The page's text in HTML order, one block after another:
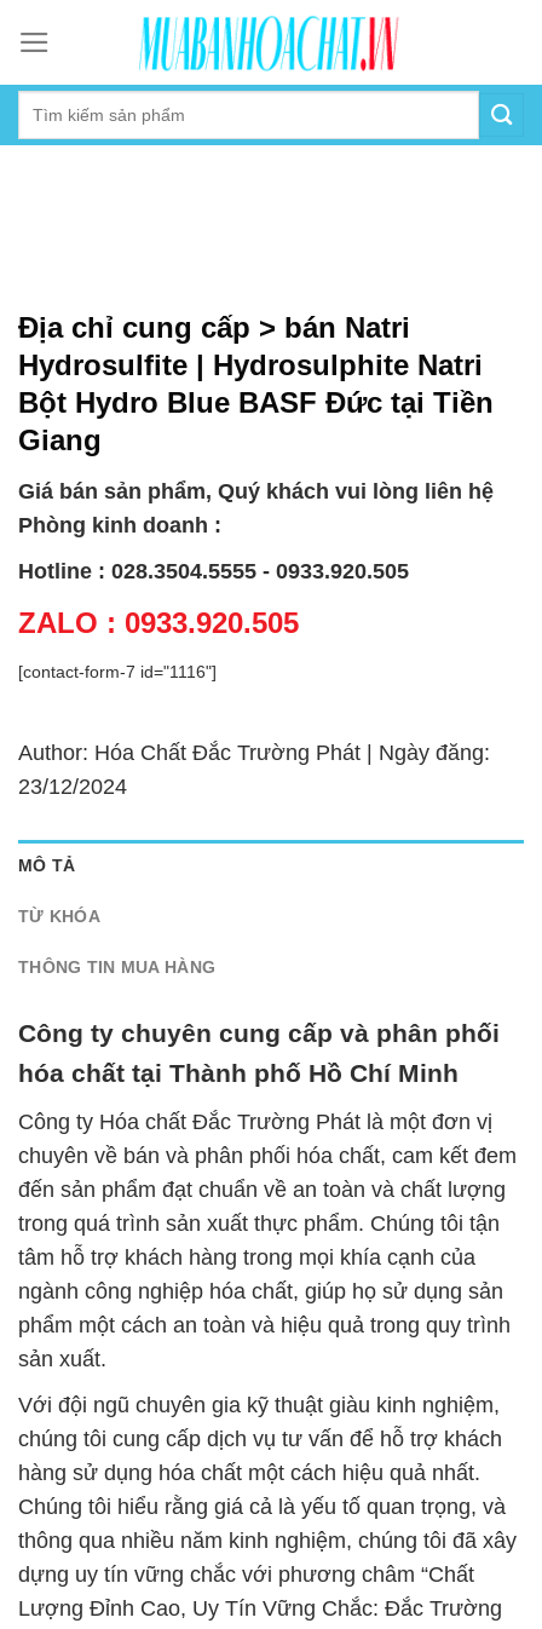
content
Địa chỉ cung cấp > bán Natri
Hydrosulfite | Hydrosulphite Natri
Bột Hydro Blue BASF Đức tại Tiền
Giang
Giá bán sản phẩm, Quý khách vui lòng liên hệ
Phòng kinh doanh :
Hotline : 028.3504.5555 - 0933.920.505
ZALO : 0933.920.505
[contact-form-7 id="1116"]
Author: Hóa Chất Đắc Trường Phát | Ngày đăng:
23/12/2024
MÔ TẢ
TỪ KHÓA
THÔNG TIN MUA HÀNG
Công ty chuyên cung cấp và phân phối
hóa chất tại Thành phố Hồ Chí Minh
Công ty Hóa chất Đắc Trường Phát là một đơn vị
chuyên về bán và phân phối hóa chất, cam kết đem
đến sản phẩm đạt chuẩn về an toàn và chất lượng
trong quá trình sản xuất thực phẩm. Chúng tôi tận
tâm hỗ trợ khách hàng trong mọi khía cạnh của
ngành công nghiệp hóa chất, giúp họ sử dụng sản
phẩm một cách an toàn và hiệu quả trong quy trình
sản xuất.
Với đội ngũ chuyên gia kỹ thuật giàu kinh nghiệm,
chúng tôi cung cấp dịch vụ tư vấn để hỗ trợ khách
hàng sử dụng hóa chất một cách hiệu quả nhất.
Chúng tôi hiểu rằng giá cả là yếu tố quan trọng, và
thông qua nhiều năm kinh nghiệm, chúng tôi đã xây
dựng uy tín vững chắc với phương châm “Chất
Lượng Đỉnh Cao, Uy Tín Vững Chắc: Đắc Trường